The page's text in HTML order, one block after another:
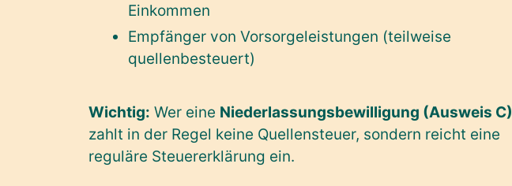
Einkommen
Empfänger von Vorsorgeleistungen (teilweise
quellenbesteuert)
Wichtig: Wer eine Niederlassungsbewilligung (Ausweis C)
zahlt in der Regel keine Quellensteuer, sondern reicht eine
reguläre Steuererklärung ein.